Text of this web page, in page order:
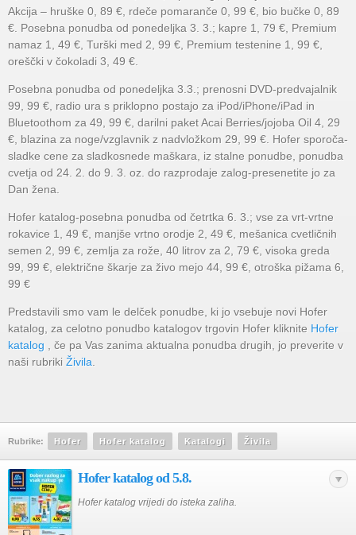
Akcija – hruške 0, 89 €, rdeče pomaranče 0, 99 €, bio bučke 0, 89
€. Posebna ponudba od ponedeljka 3. 3.; kapre 1, 79 €, Premium
namaz 1, 49 €, Turški med 2, 99 €, Premium testenine 1, 99 €,
oreščki v čokoladi 3, 49 €.
Posebna ponudba od ponedeljka 3.3.; prenosni DVD-predvajalnik
99, 99 €, radio ura s priklopno postajo za iPod/iPhone/iPad in
Bluetoothom za 49, 99 €, darilni paket Acai Berries/jojoba Oil 4, 29
€, blazina za noge/vzglavnik z nadvložkom 29, 99 €. Hofer sporoča-
sladke cene za sladkosnede maškara, iz stalne ponudbe, ponudba
cvetja od 24. 2. do 9. 3. oz. do razprodaje zalog-presenetite jo za
Dan žena.
Hofer katalog-posebna ponudba od četrtka 6. 3.; vse za vrt-vrtne
rokavice 1, 49 €, manjše vrtno orodje 2, 49 €, mešanica cvetličnih
semen 2, 99 €, zemlja za rože, 40 litrov za 2, 79 €, visoka greda
99, 99 €, električne škarje za živo mejo 44, 99 €, otroška pižama 6,
99 €
Predstavili smo vam le delček ponudbe, ki jo vsebuje novi Hofer
katalog, za celotno ponudbo katalogov trgovin Hofer kliknite Hofer
katalog , če pa Vas zanima aktualna ponudba drugih, jo preverite v
naši rubriki Živila
Rubrike: Hofer Hofer katalog Katalogi Živila
Hofer katalog od 5.8.
Hofer katalog vrijedi do isteka zaliha.